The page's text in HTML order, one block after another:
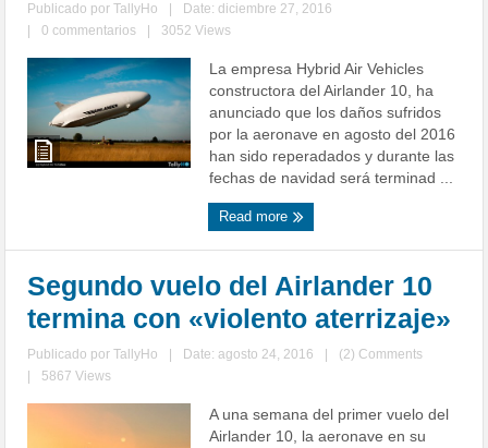
Publicado porTallyHo
Date: diciembre 27, 2016
0 commentarios 3052 Views
La empresa Hybrid Air Vehicles
constructora del Airlander 10, ha
anunciado que los daños sufridos
por la aeronave en agosto del 2016
han sido reperadados y durante las
fechas de navidad será terminad ...
Read more
Segundo vuelo del Airlander 10
termina con «violento aterrizaje»
Publicado porTallyHo Date: agosto 24, 2016
(2) Comments
5867 Views
A una semana del primer vuelo del
Airlander 10, la aeronave en su